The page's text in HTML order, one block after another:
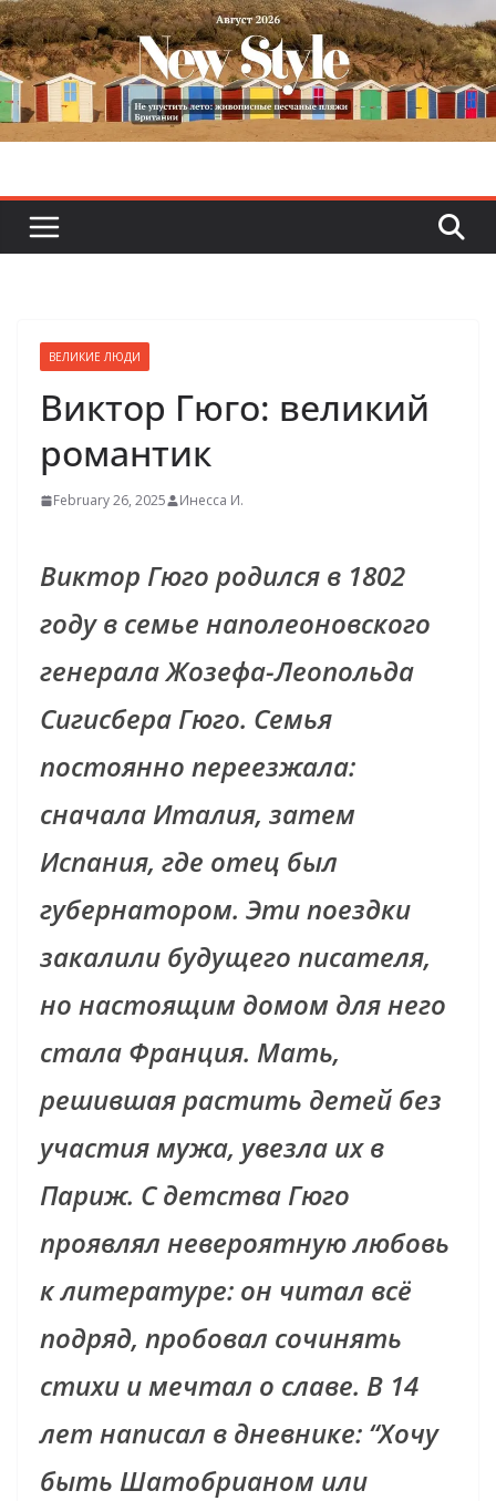
Skip
to
content
ВЕЛИКИЕ ЛЮДИ
Виктор Гюго: великий
романтик
February 26, 2025 Инесса И.
Виктор Гюго родился в 1802
году в семье наполеоновского
генерала Жозефа-Леопольда
Сигисбера Гюго. Семья
постоянно переезжала:
сначала Италия, затем
Испания, где отец был
губернатором. Эти поездки
закалили будущего писателя,
но настоящим домом для него
стала Франция. Мать,
решившая растить детей без
участия мужа, увезла их в
Париж. С детства Гюго
проявлял невероятную любовь
к литературе: он читал всё
подряд, пробовал сочинять
стихи и мечтал о славе. В 14
лет написал в дневнике: “Хочу
быть Шатобрианом или